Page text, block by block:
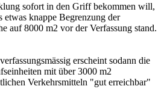
sofort in den Griff bekommen will,
etwas knappe Begrenzung der
auf 8000 m2 vor der Verfassung stand.
erscheint sodann die
mit über 3000 m2
Verkehrsmitteln "gut erreichbar"